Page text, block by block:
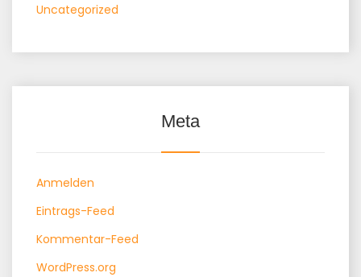
Uncategorized
Meta
Anmelden
Eintrags-Feed
Kommentar-Feed
WordPress.org